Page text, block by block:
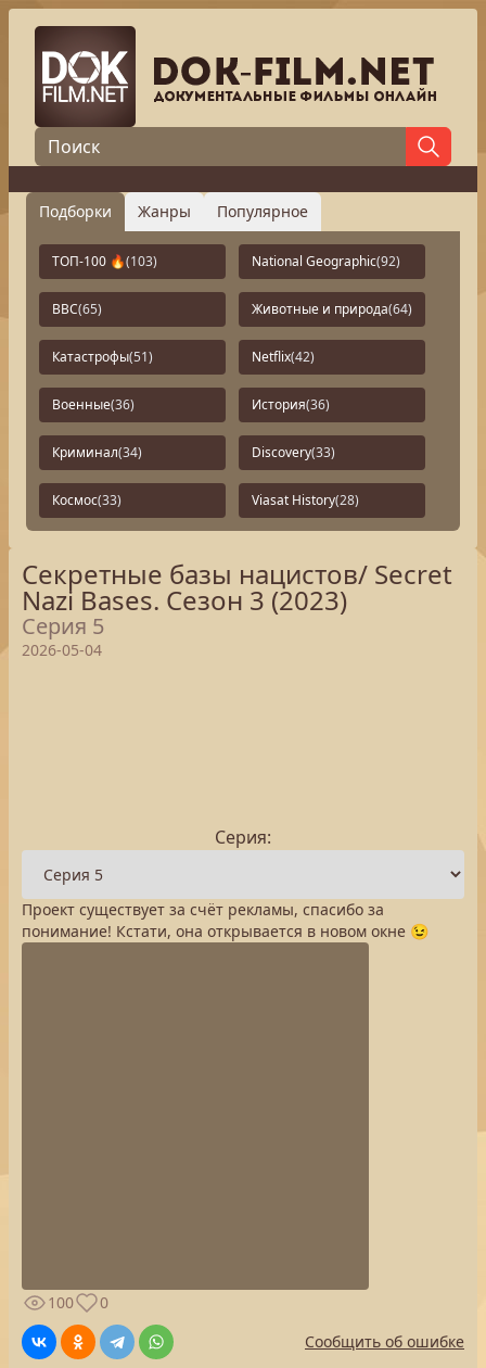
Подборки Жанры Популярное
ТОП-100 🔥(103) National Geographic(92)
BBC(65) Животные и природа(64)
Катастрофы(51) Netflix(42)
Военные(36) История(36)
Криминал(34) Discovery(33)
Космос(33) Viasat History(28)
Секретные базы нацистов/ Secret
Nazi Bases. Сезон 3 (2023)
Серия 5
2026-05-04
Серия:
Проект существует за счёт рекламы, спасибо за
понимание! Кстати, она открывается в новом окне 😉
100
0
Сообщить об ошибке